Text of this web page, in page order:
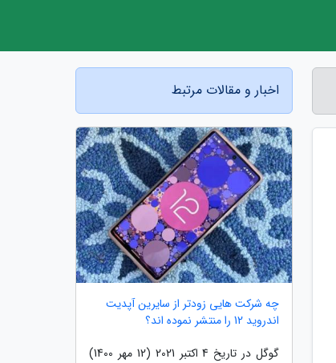
اخبار و مقالات مرتبط
چه شرکت هایی زودتر از سایرین آپدیت
اندروید 12 را منتشر نموده اند؟
گوگل در تاریخ 4 اکتبر 2021 (12 مهر 1400)